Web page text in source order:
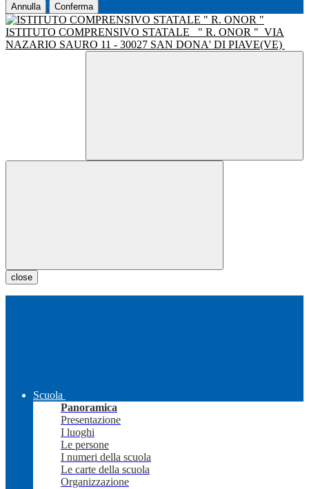
Annulla Conferma
ISTITUTO COMPRENSIVO STATALE " R. ONOR " VIA
NAZARIO SAURO 11 - 30027 SAN DONA' DI PIAVE(VE)
close
Scuola
Panoramica
Presentazione
I luoghi
Le persone
I numeri della scuola
Le carte della scuola
Organizzazione